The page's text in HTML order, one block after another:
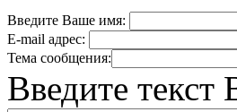
Введите Ваше имя:
E-mail адрес:
Тема сообщения:
Введите